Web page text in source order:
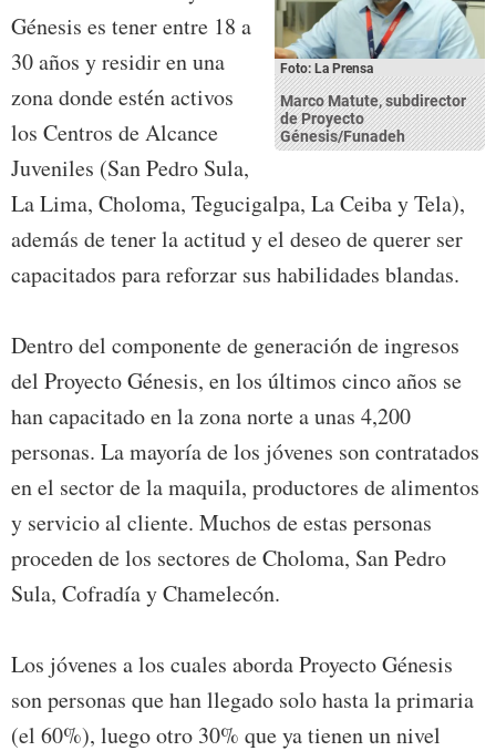
Foto: La Prensa
Marco Matute, subdirector
de Proyecto
Génesis/Funadeh
Génesis es tener entre 18 a
30 años y residir en una
zona donde estén activos
los Centros de Alcance
Juveniles (San Pedro Sula,
La Lima, Choloma, Tegucigalpa, La Ceiba y Tela),
además de tener la actitud y el deseo de querer ser
capacitados para reforzar sus habilidades blandas.
Dentro del componente de generación de ingresos
del Proyecto Génesis, en los últimos cinco años se
han capacitado en la zona norte a unas 4,200
personas. La mayoría de los jóvenes son contratados
en el sector de la maquila, productores de alimentos
y servicio al cliente. Muchos de estas personas
proceden de los sectores de Choloma, San Pedro
Sula, Cofradía y Chamelecón.
Los jóvenes a los cuales aborda Proyecto Génesis
son personas que han llegado solo hasta la primaria
(el 60%), luego otro 30% que ya tienen un nivel